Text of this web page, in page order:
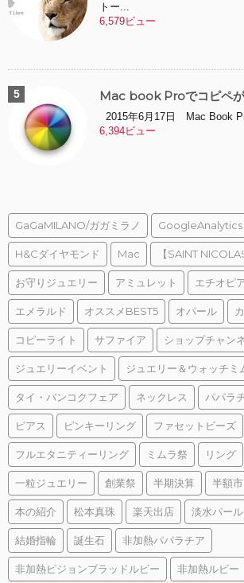
トー...
6,579ビュー
Mac book Proでコピペが
2015年6月17日 Mac Book
6,394ビュー
GaGaMILANO/ガガミラノ GoogleAnalytics
H&Cダイヤモンド Mac 【SAINT
お守りジュエリー アミュレット エチオピ
エメラルド オススメBEST5 オパール
コピーライト サファイア ショップチャン
ジュエリーイベント ジュエリー＆ウォッチミ
タイ・バンコクフェア ネックレス パパラ
ピアス ピンキーリング ファセットビーズ
フルエタニティーリング ミムラ祭 リング
一粒ジュエリー 創業祭 半期決算 半額市
本の紹介 松本真珠 楽天出店 淡水パール
結婚指輪 誕生石 非加熱パパラチア
非加熱ピジョンブラッドルビー 非加熱ルビー